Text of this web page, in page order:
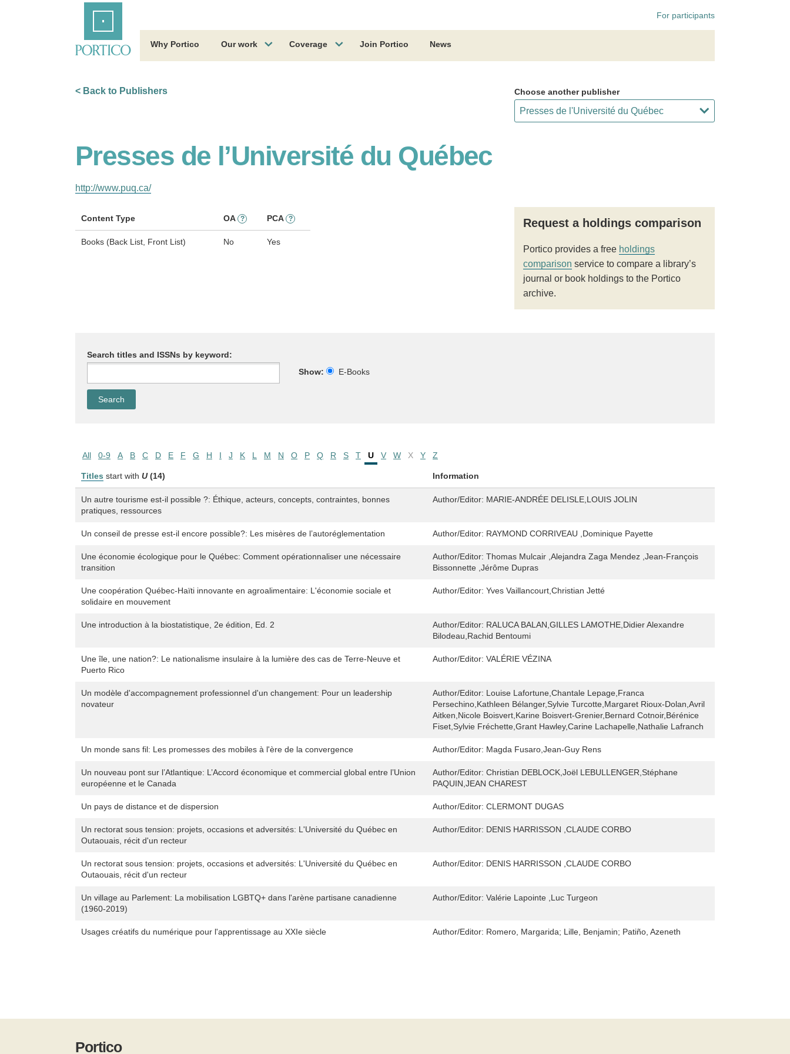
For participants
Why Portico Our work Coverage Join Portico News
< Back to Publishers Choose another publisher
Presses de l’Université du Québec
http://www.puq.ca/
Content Type OA ? PCA ?
Books (Back List, Front List) No Yes
Request a holdings comparison
Portico provides a free holdings
comparison service to compare a library’s
journal or book holdings to the Portico
archive.
Search titles and ISSNs by keyword:
Show:
E-Books
All 0-9 A B C D E F G H I J K L M N O P Q R S T U V W X Y Z
Titles start with U (14) Information
Un autre tourisme est-il possible ?: Éthique, acteurs, concepts, contraintes, bonnes
pratiques, ressources
Author/Editor: MARIE-ANDRÉE DELISLE,LOUIS JOLIN
Un conseil de presse est-il encore possible?: Les misères de l’autoréglementation Author/Editor: RAYMOND CORRIVEAU ,Dominique Payette
Une économie écologique pour le Québec: Comment opérationnaliser une nécessaire
transition
Author/Editor: Thomas Mulcair ,Alejandra Zaga Mendez ,Jean-François
Bissonnette ,Jérôme Dupras
Une coopération Québec-Haïti innovante en agroalimentaire: L'économie sociale et
solidaire en mouvement
Author/Editor: Yves Vaillancourt,Christian Jetté
Une introduction à la biostatistique, 2e édition, Ed. 2 Author/Editor: RALUCA BALAN,GILLES LAMOTHE,Didier Alexandre
Bilodeau,Rachid Bentoumi
Une île, une nation?: Le nationalisme insulaire à la lumière des cas de Terre-Neuve et
Puerto Rico
Author/Editor: VALÉRIE VÉZINA
Un modèle d'accompagnement professionnel d'un changement: Pour un leadership
novateur
Author/Editor: Louise Lafortune,Chantale Lepage,Franca
Persechino,Kathleen Bélanger,Sylvie Turcotte,Margaret Rioux-Dolan,Avril
Aitken,Nicole Boisvert,Karine Boisvert-Grenier,Bernard Cotnoir,Bérénice
Fiset,Sylvie Fréchette,Grant Hawley,Carine Lachapelle,Nathalie Lafranch
Un monde sans fil: Les promesses des mobiles à l'ère de la convergence Author/Editor: Magda Fusaro,Jean-Guy Rens
Un nouveau pont sur l’Atlantique: L’Accord économique et commercial global entre l’Union
européenne et le Canada
Author/Editor: Christian DEBLOCK,Joël LEBULLENGER,Stéphane
PAQUIN,JEAN CHAREST
Un pays de distance et de dispersion Author/Editor: CLERMONT DUGAS
Un rectorat sous tension: projets, occasions et adversités: L'Université du Québec en
Outaouais, récit d'un recteur
Author/Editor: DENIS HARRISSON ,CLAUDE CORBO
Un rectorat sous tension: projets, occasions et adversités: L'Université du Québec en
Outaouais, récit d'un recteur
Author/Editor: DENIS HARRISSON ,CLAUDE CORBO
Un village au Parlement: La mobilisation LGBTQ+ dans l'arène partisane canadienne
(1960-2019)
Author/Editor: Valérie Lapointe ,Luc Turgeon
Usages créatifs du numérique pour l'apprentissage au XXIe siècle Author/Editor: Romero, Margarida; Lille, Benjamin; Patiño, Azeneth
Portico